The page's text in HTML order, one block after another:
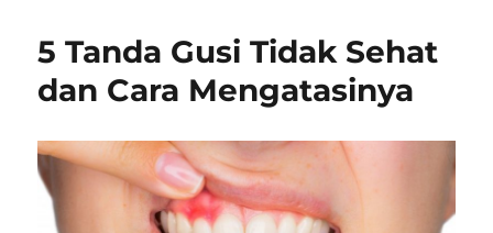
5 Tanda Gusi Tidak Sehat
dan Cara Mengatasinya